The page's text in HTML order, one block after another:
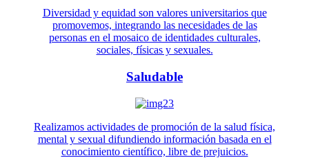
Diversidad y equidad son valores universitarios que
promovemos, integrando las necesidades de las
personas en el mosaico de identidades culturales,
sociales, físicas y sexuales.
Saludable
Realizamos actividades de promoción de la salud física,
mental y sexual difundiendo información basada en el
conocimiento científico, libre de prejuicios.